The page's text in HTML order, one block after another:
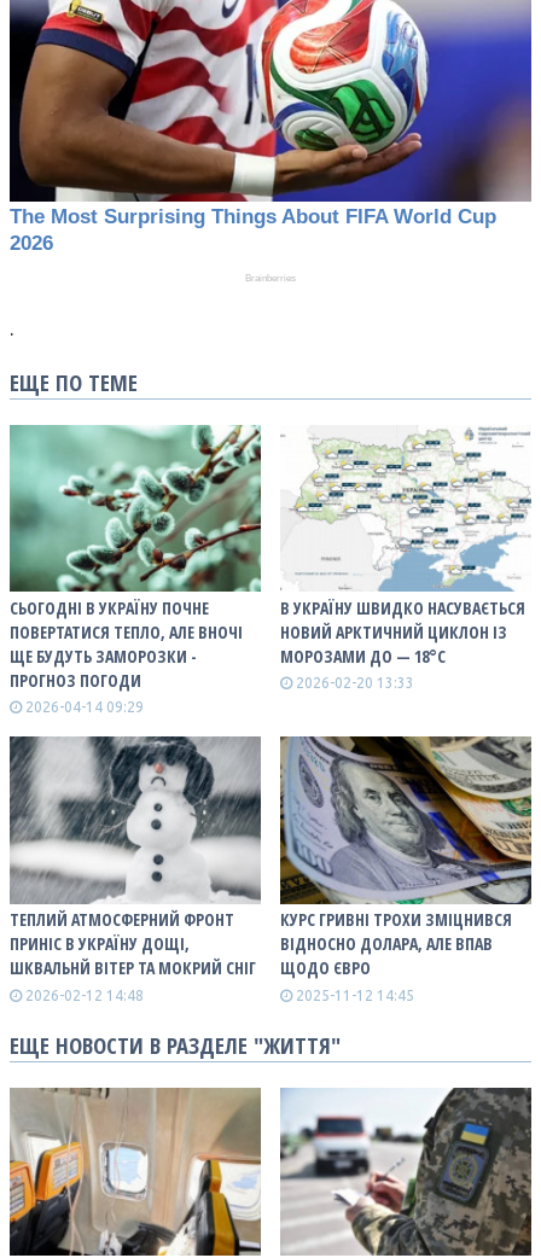
.
ЕЩЕ ПО ТЕМЕ
СЬОГОДНІ В УКРАЇНУ ПОЧНЕ
ПОВЕРТАТИСЯ ТЕПЛО, АЛЕ ВНОЧІ
ЩЕ БУДУТЬ ЗАМОРОЗКИ -
ПРОГНОЗ ПОГОДИ
2026-04-14 09:29
В УКРАЇНУ ШВИДКО НАСУВАЄТЬСЯ
НОВИЙ АРКТИЧНИЙ ЦИКЛОН ІЗ
МОРОЗАМИ ДО — 18°С
2026-02-20 13:33
ТЕПЛИЙ АТМОСФЕРНИЙ ФРОНТ
ПРИНІС В УКРАЇНУ ДОЩІ,
ШКВАЛЬНЙ ВІТЕР ТА МОКРИЙ СНІГ
2026-02-12 14:48
КУРС ГРИВНІ ТРОХИ ЗМІЦНИВСЯ
ВІДНОСНО ДОЛАРА, АЛЕ ВПАВ
ЩОДО ЄВРО
2025-11-12 14:45
ЕЩЕ НОВОСТИ В РАЗДЕЛЕ "ЖИТТЯ"